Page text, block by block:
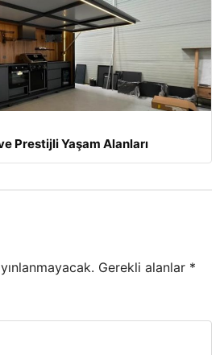
Prestijli Yaşam Alanları
Gerekli alanlar *